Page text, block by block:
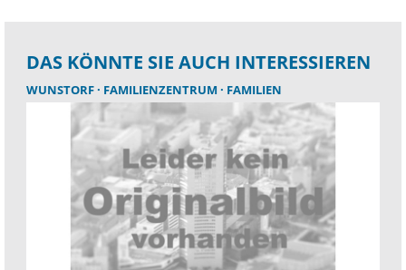
DAS KÖNNTE SIE AUCH INTERESSIEREN
WUNSTORF FAMILIENZENTRUM FAMILIEN